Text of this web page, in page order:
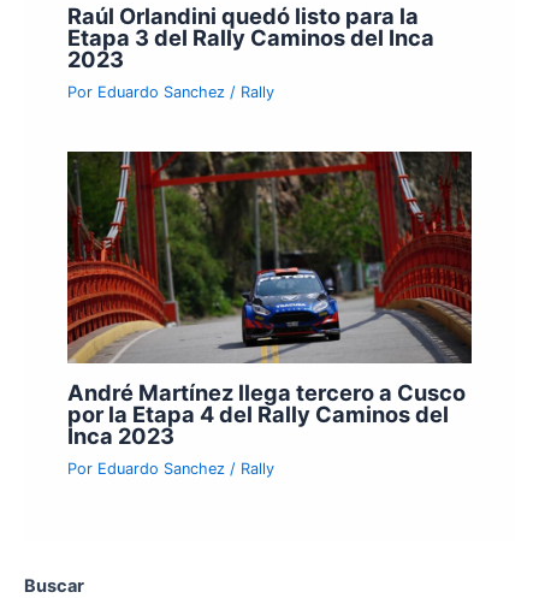
Raúl Orlandini quedó listo para la
Etapa 3 del Rally Caminos del Inca
2023
Por Eduardo Sanchez / Rally
André Martínez llega tercero a Cusco
por la Etapa 4 del Rally Caminos del
Inca 2023
Por Eduardo Sanchez / Rally
Buscar